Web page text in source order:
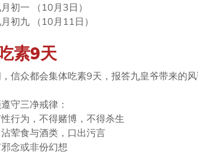
月初一 （10月3日）
月初九 （10月11日）
素9天
信众都会集体吃素9天，报答九皇爷带来的风
守三净戒律：
行为，不得赌博，不得杀生
荤食与酒类，口出污言
念或非份幻想